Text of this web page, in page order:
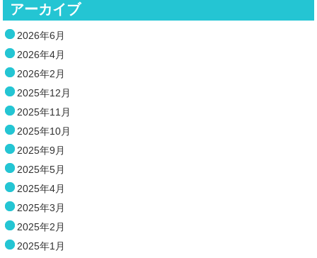
アーカイブ
2026年6月
2026年4月
2026年2月
2025年12月
2025年11月
2025年10月
2025年9月
2025年5月
2025年4月
2025年3月
2025年2月
2025年1月